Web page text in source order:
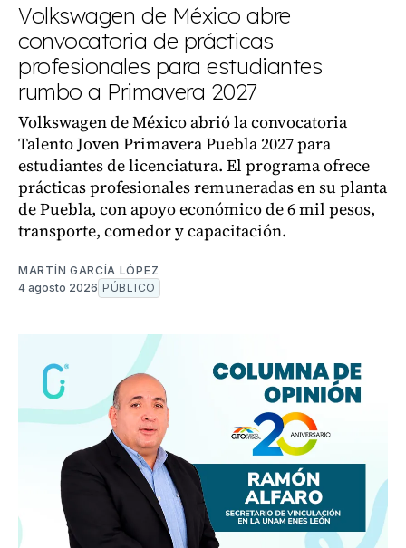
Volkswagen de México abre
convocatoria de prácticas
profesionales para estudiantes
rumbo a Primavera 2027
Volkswagen de México abrió la convocatoria
Talento Joven Primavera Puebla 2027 para
estudiantes de licenciatura. El programa ofrece
prácticas profesionales remuneradas en su planta
de Puebla, con apoyo económico de 6 mil pesos,
transporte, comedor y capacitación.
MARTÍN GARCÍA LÓPEZ
4 agosto 2026 PÚBLICO